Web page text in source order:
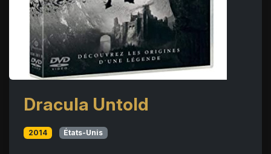
Dracula Untold
2014 États-Unis